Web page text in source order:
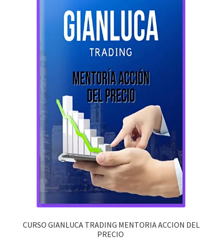
CURSO GIANLUCA TRADING MENTORIA ACCION DEL
PRECIO